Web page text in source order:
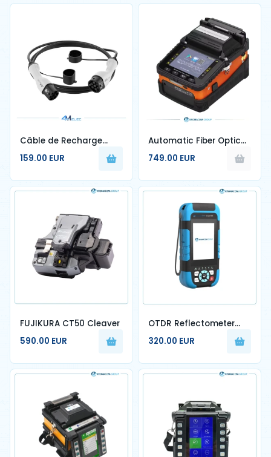
Câble de Recharge
Type 2 – 32A – 7,4 kW –
Longueur 5 m – Noir ou
159.00 EUR
Automatic Fiber Optic
Splicer KT-SPL479 for
FTTH Fiber Splicing
AI-5 New Model
749.00 EUR
FUJIKURA CT50 Cleaver
590.00 EUR
OTDR Reflectometer
80km
320.00 EUR